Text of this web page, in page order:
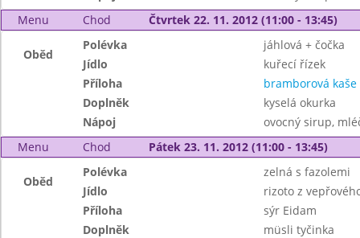
Menu
Chod Čtvrtek 22. 11. 2012 (11:00 - 13:45)
Oběd
Polévka
jáhlová + čočka
Jídlo
kuřecí řízek
Příloha
bramborová kaše
Doplněk
kyselá okurka
Nápoj
ovocný sirup,
Menu
Chod Pátek 23. 11. 2012 (11:00 - 13:45)
Oběd
Polévka
zelná s fazolemi
Jídlo
rizoto z
Příloha
sýr Eidam
Doplněk
müsli tyčinka